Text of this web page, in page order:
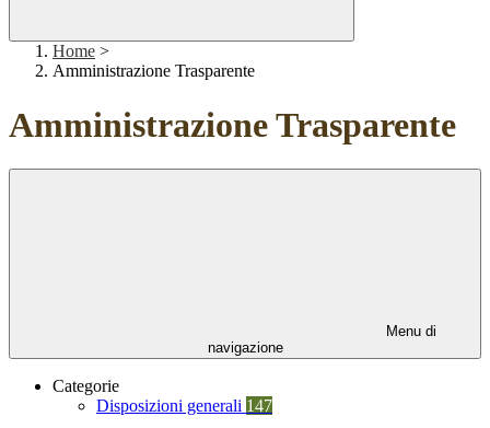
Home >
Amministrazione Trasparente
Amministrazione Trasparente
Menu di
navigazione
Categorie
Disposizioni generali 147